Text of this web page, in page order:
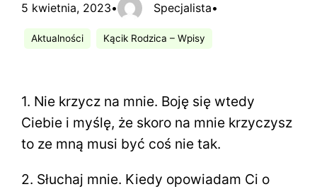
5 kwietnia, 2023• Specjalista•
Aktualności Kącik Rodzica – Wpisy
1. Nie krzycz na mnie. Boję się wtedy
Ciebie i myślę, że skoro na mnie krzyczysz
to ze mną musi być coś nie tak.
2. Słuchaj mnie. Kiedy opowiadam Ci o